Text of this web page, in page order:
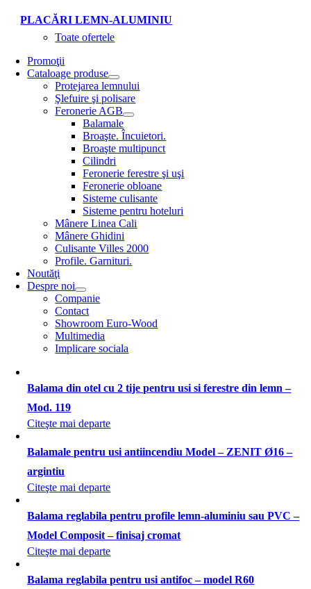
PLACĂRI LEMN-ALUMINIU
Toate ofertele
Promoţii
Cataloage produse
Protejarea lemnului
Şlefuire şi polisare
Feronerie AGB
Balamale
Broaşte. Încuietori.
Broaşte multipunct
Cilindri
Feronerie ferestre şi uşi
Feronerie obloane
Sisteme culisante
Sisteme pentru hoteluri
Mânere Linea Cali
Mânere Ghidini
Culisante Villes 2000
Profile. Garnituri.
Noutăţi
Despre noi
Companie
Contact
Showroom Euro-Wood
Multimedia
Implicare sociala
Balama din otel cu 2 tije pentru usi si ferestre din lemn –
Mod. 119
Citeşte mai departe
Balamale pentru usi antiincendiu Model – ZENIT Ø16 –
argintiu
Citeşte mai departe
Balama reglabila pentru profile lemn-aluminiu sau PVC –
Model Composit – finisaj cromat
Citeşte mai departe
Balama reglabila pentru usi antifoc – model R60